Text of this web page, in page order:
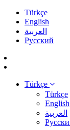
Türkçe
English
العربية
Pусский
Türkçe
Türkçe
English
العربية